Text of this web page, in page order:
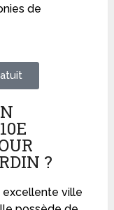
de
?
excellente ville